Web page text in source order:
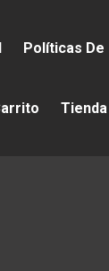
Políticas De